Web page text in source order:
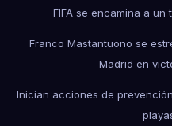
FIFA se encamina a
Franco Mastantuono se
Madrid en
Inician acciones de